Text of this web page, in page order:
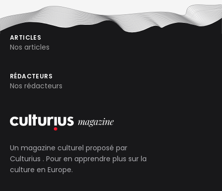
Un magazine culturel proposé par
Culturius . Pour en apprendre plus sur la
culture en Europe.
ARTICLES
Nos articles
RÉDACTEURS
Nos rédacteurs